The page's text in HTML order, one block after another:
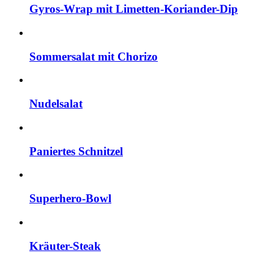
Gyros-Wrap mit Limetten-Koriander-Dip
Sommersalat mit Chorizo
Nudelsalat
Paniertes Schnitzel
Superhero-Bowl
Kräuter-Steak